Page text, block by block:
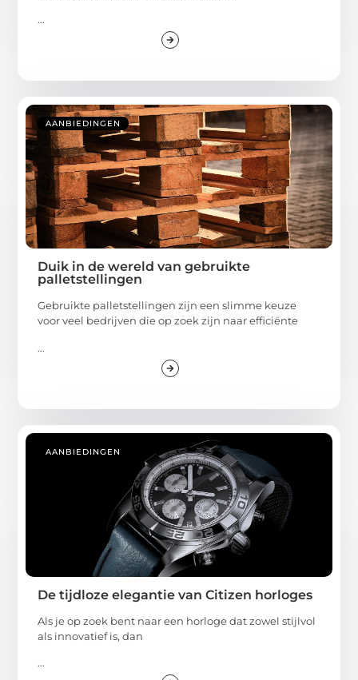
...
AANBIEDINGEN
Duik in de wereld van gebruikte
palletstellingen
Gebruikte palletstellingen zijn een slimme keuze
voor veel bedrijven die op zoek zijn naar efficiënte
...
AANBIEDINGEN
De tijdloze elegantie van Citizen horloges
Als je op zoek bent naar een horloge dat zowel stijlvol
als innovatief is, dan
...